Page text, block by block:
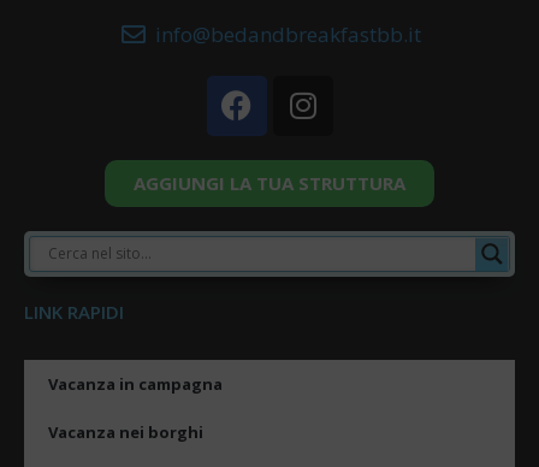
info@bedandbreakfastbb.it
AGGIUNGI LA TUA STRUTTURA
LINK RAPIDI
Vacanza in campagna
Vacanza nei borghi